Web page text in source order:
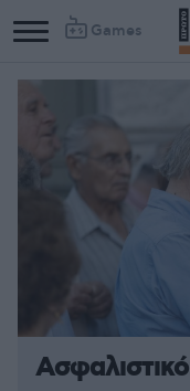
Games
Ασφαλιστικό